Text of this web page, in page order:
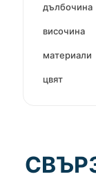
дълбочина
височина
материали
цвят